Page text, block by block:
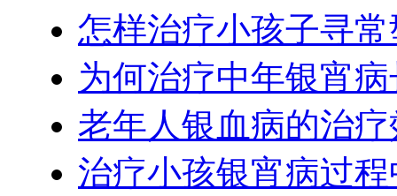
怎样治疗小孩子寻
为何治疗中年银宵
老年人银血病的治
治疗小孩银宵病过